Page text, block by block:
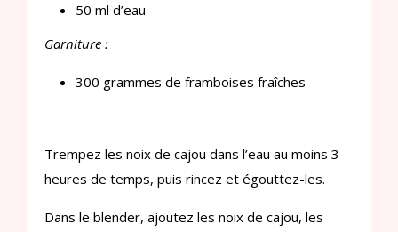
50 ml d’eau
Garniture :
300 grammes de framboises fraîches
Trempez les noix de cajou dans l’eau au moins 3
heures de temps, puis rincez et égouttez-les.
Dans le blender, ajoutez les noix de cajou, les